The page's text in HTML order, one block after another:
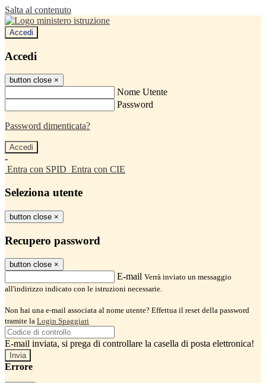
Salta al contenuto
Accedi
Accedi
button close ×
Nome Utente
Password
Password dimenticata?
-
Entra con SPID Entra con CIE
Seleziona utente
button close ×
Recupero password
button close ×
E-mail Verrà inviato un messaggio
all'indirizzo indicato con le istruzioni necessarie.
Non hai una e-mail associata al nome utente? Effettua il reset della password
tramite la Login Spaggiari
E-mail inviata, si prega di controllare la casella di posta elettronica!
Errore